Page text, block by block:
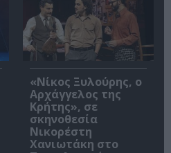
«Νίκος Ξυλούρης, ο
Αρχάγγελος της
Κρήτης», σε
σκηνοθεσία
Νικορέστη
Χανιωτάκη στο